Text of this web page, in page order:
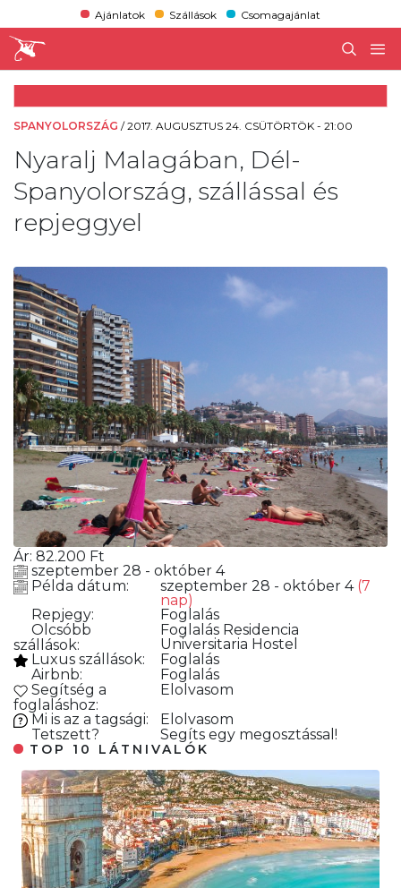
Ajánlatok Szállások Csomagajánlat
SPANYOLORSZÁG /2017. AUGUSZTUS 24. CSÜTÖRTÖK - 21:00
Nyaralj Malagában, Dél-
Spanyolország, szállással és
repjeggyel
Ár: 82.200 Ft
szeptember 28 - október 4
Példa dátum:
szeptember 28 - október 4 (7
nap)
Repjegy:
Foglalás
Olcsóbb
szállások:
Foglalás Residencia
Universitaria Hostel
Luxus szállások:
Foglalás
Airbnb:
Foglalás
Segítség a
foglaláshoz:
Elolvasom
Mi is az a tagsági:
Elolvasom
Tetszett?
Segíts egy megosztással!
TOP 10 LÁTNIVALÓK